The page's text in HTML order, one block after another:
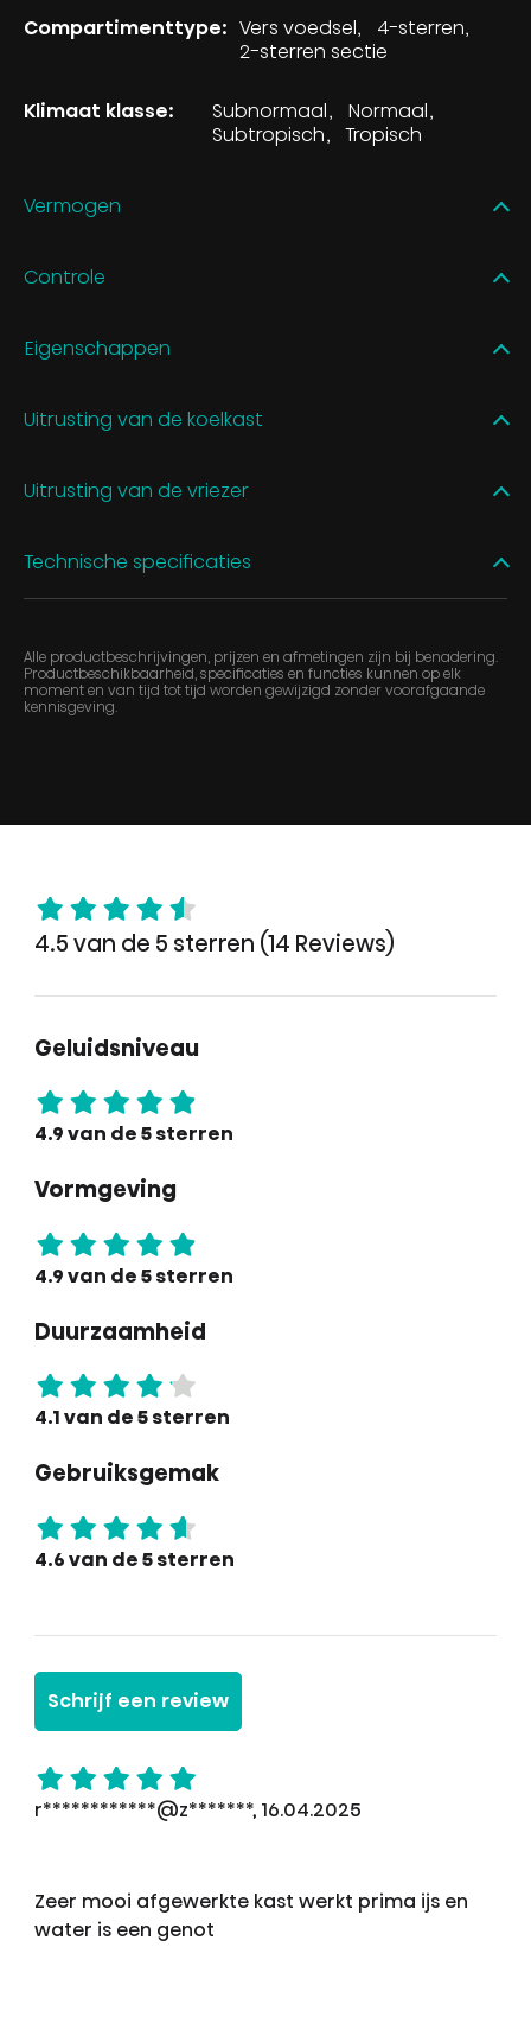
Compartimenttype: Vers voedsel
4-sterren
2-sterren sectie
Klimaat klasse: Subnormaal
Normaal
Subtropisch Tropisch
Vermogen
Controle
Eigenschappen
Uitrusting van de koelkast
Uitrusting van de vriezer
Technische specificaties
Alle productbeschrijvingen, prijzen en afmetingen zijn bij benadering.
Productbeschikbaarheid, specificaties en functies kunnen op elk
moment en van tijd tot tijd worden gewijzigd zonder voorafgaande
kennisgeving.
4.5 van de 5 sterren (14 Reviews)
Geluidsniveau
4.9 van de 5 sterren
Vormgeving
4.9 van de 5 sterren
Duurzaamheid
4.1 van de 5 sterren
Gebruiksgemak
4.6 van de 5 sterren
Schrijf een review
r************@z*******, 16.04.2025
Zeer mooi afgewerkte kast werkt prima ijs en
water is een genot